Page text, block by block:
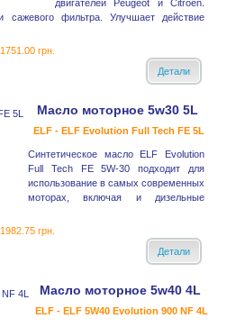
двигателей Peugeot и Citroёn.
сажевого фильтра. Улучшает действие
1751.00 грн.
Детали
Масло моторное 5w30 5L
ELF - ELF Evolution Full Tech FE 5L
Синтетическое масло ELF Evolution
Full Tech FE 5W-30 подходит для
использование в самых современных
моторах, включая и дизельные
1982.75 грн.
Детали
Масло моторное 5w40 4L
ELF - ELF 5W40 Evolution 900 NF 4L